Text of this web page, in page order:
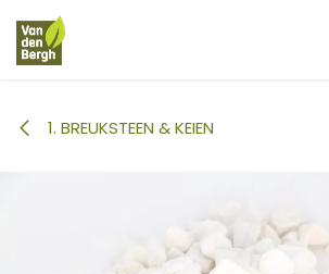
Overslaan naar inhoud
1. BREUKSTEEN & KEIEN